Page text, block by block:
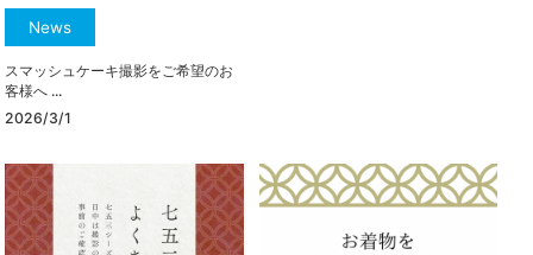
News
スマッシュケーキ撮影をご希望のお
客様へ ...
2026/3/1